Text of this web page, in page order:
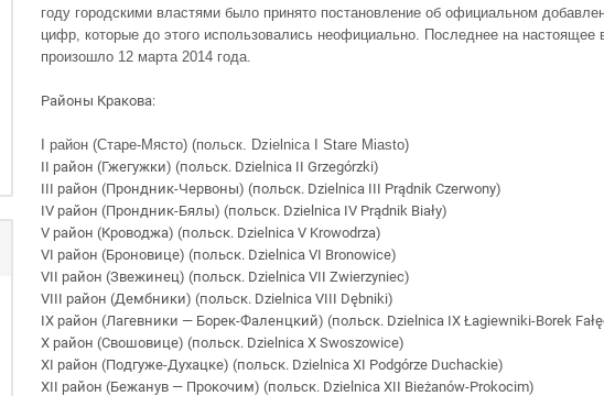
году городскими властями было принято постановление об официальном
цифр, которые до этого использовались неофициально. Последнее на настоящее
произошло 12 марта 2014 года.
Районы Кракова:
I район (Старе-Място) (польск. Dzielnica I Stare Miasto)
II район (Гжегужки) (польск. Dzielnica II Grzegórzki)
III район (Прондник-Червоны) (польск. Dzielnica III Prądnik Czerwony)
IV район (Прондник-Бялы) (польск. Dzielnica IV Prądnik Biały)
V район (Кроводжа) (польск. Dzielnica V Krowodrza)
VI район (Броновице) (польск. Dzielnica VI Bronowice)
VII район (Звежинец) (польск. Dzielnica VII Zwierzyniec)
VIII район (Дембники) (польск. Dzielnica VIII Dębniki)
IX район (Лагевники — Борек-Фаленцкий) (польск. Dzielnica IX Łagiewniki-Borek
X район (Свошовице) (польск. Dzielnica X Swoszowice)
XI район (Подгуже-Духацке) (польск. Dzielnica XI Podgórze Duchackie)
XII район (Бежанув — Прокочим) (польск. Dzielnica XII Bieżanów-Prokocim)